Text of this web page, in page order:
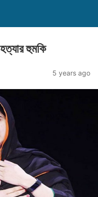
হুমকি
5 years ago